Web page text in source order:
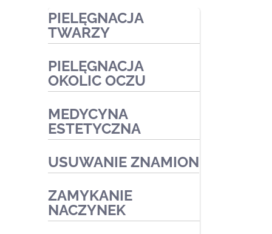
PIELĘGNACJA
TWARZY
Zabiegi ekspresowe
Zabiegi pielęgnacyjne
Zabiegi oczyszczające
Zabiegi przeciwtrądzikowe2
Zabiegi na naczynka i trądzik
różowaty
Zabiegi złuszczające na
kwasach
PIELĘGNACJA
OKOLIC OCZU
Zabiegi kosmetyczne
Zabiegi medyczne
MEDYCYNA
ESTETYCZNA
USUWANIE ZNAMION
ZAMYKANIE
NACZYNEK